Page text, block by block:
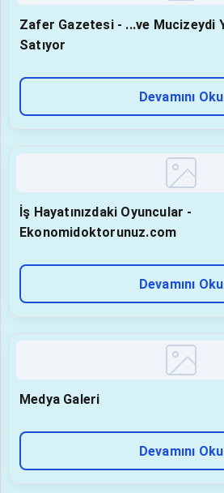
Zafer Gazetesi - ...ve Mucizeydi Yaşamak Yok
Satıyor
Devamını Oku
İş Hayatınızdaki Oyuncular -
Ekonomidoktorunuz.com
Devamını Oku
Medya Galeri
Devamını Oku